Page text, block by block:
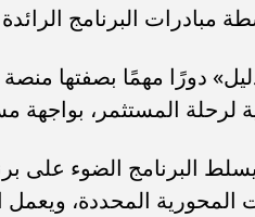
مبادرات البرنامج
دورًا مهمًا بصفتها
لرحلة المستثمر،
البرنامج الضوء على
المحورية المحددة، ويعمل
الافتتاح